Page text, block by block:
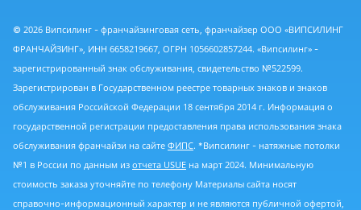
© 2026 Випсилинг - франчайзинговая сеть, франчайзер ООО «ВИПСИЛИНГ
ФРАНЧАЙЗИНГ», ИНН 6658219667, ОГРН 1056602857244. «Випсилинг» -
зарегистрированный знак обслуживания, свидетельство №522599.
Зарегистрирован в Государственном реестре товарных знаков и знаков
обслуживания Российской Федерации 18 сентября 2014 г. Информация о
государственной регистрации предоставления права использования знака
обслуживания франчайзи на сайте ФИПС. *Випсилинг - натяжные потолки
№1 в России по данным из отчета USUE на март 2024. Минимальную
стоимость заказа уточняйте по телефону Материалы сайта носят
справочно-информационный характер и не являются публичной офертой,